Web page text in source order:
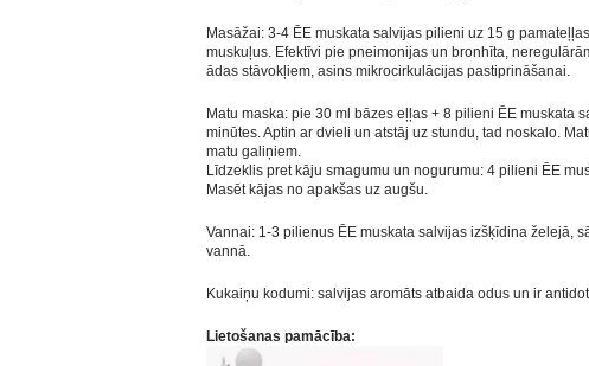
Masāžai: 3-4 ĒE muskata salvijas pilieni uz 15 g
muskuļus. Efektīvi pie pneimonijas un bronhīta,
ādas stāvokļiem, asins mikrocirkulācijas pastiprināšanai.
Matu maska: pie 30 ml bāzes eļļas + 8 pilieni ĒE muskata
minūtes. Aptin ar dvieli un atstāj uz stundu, tad noskalo.
matu galiņiem.
Līdzeklis pret kāju smagumu un nogurumu: 4 pilieni ĒE
Masēt kājas no apakšas uz augšu.
Vannai: 1-3 pilienus ĒE muskata salvijas izšķīdina želejā,
vannā.
Kukaiņu kodumi: salvijas aromāts atbaida odus un ir
Lietošanas pamācība: